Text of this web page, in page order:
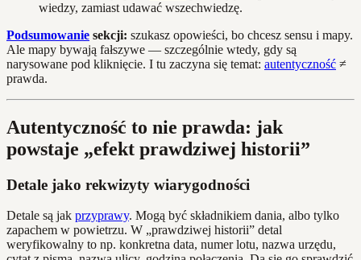
wiedzy, zamiast udawać wszechwiedzę.
Podsumowanie sekcji: szukasz opowieści, bo chcesz sensu i mapy.
Ale mapy bywają fałszywe — szczególnie wtedy, gdy są
narysowane pod kliknięcie. I tu zaczyna się temat: autentyczność ≠
prawda.
Autentyczność to nie prawda: jak
powstaje „efekt prawdziwej historii”
Detale jako rekwizyty wiarygodności
Detale są jak przyprawy. Mogą być składnikiem dania, albo tylko
zapachem w powietrzu. W „prawdziwej historii” detal
weryfikowalny to np. konkretna data, numer lotu, nazwa urzędu,